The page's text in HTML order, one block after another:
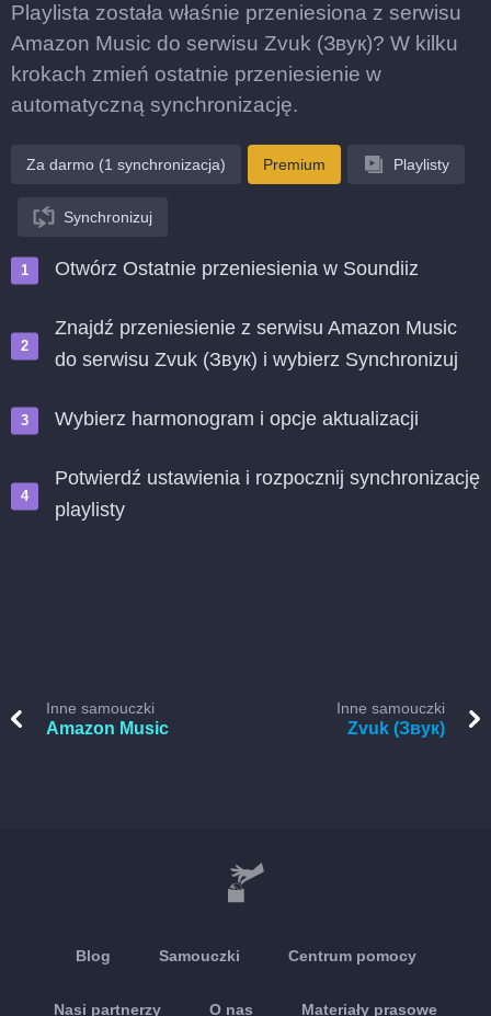
Playlista została właśnie przeniesiona z serwisu
Amazon Music do serwisu Zvuk (Звук)? W kilku
krokach zmień ostatnie przeniesienie w
automatyczną synchronizację.
Za darmo (1 synchronizacja) Premium Playlisty
Synchronizuj
Otwórz Ostatnie przeniesienia w Soundiiz
Znajdź przeniesienie z serwisu Amazon Music
do serwisu Zvuk (Звук) i wybierz Synchronizuj
Wybierz harmonogram i opcje aktualizacji
Potwierdź ustawienia i rozpocznij synchronizację
playlisty
Inne samouczki
Amazon Music
Inne samouczki
Zvuk (Звук)
Blog Samouczki Centrum pomocy
Nasi partnerzy O nas Materiały prasowe